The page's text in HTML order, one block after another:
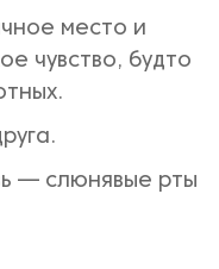
место и
чувство, будто
— слюнявые рты